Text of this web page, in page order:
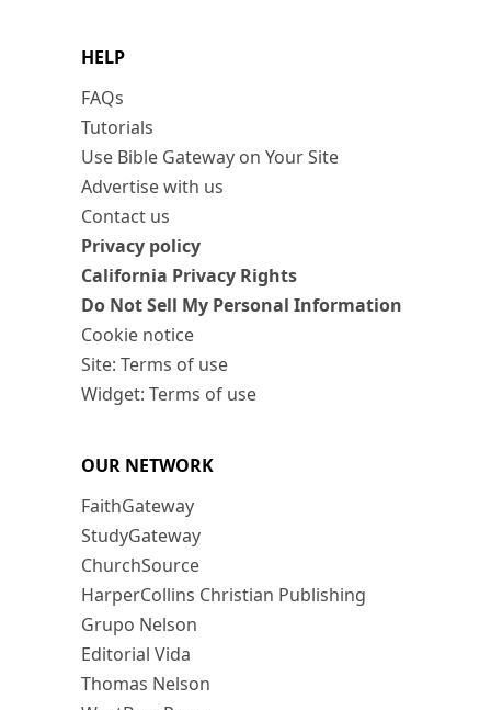
HELP
FAQs
Tutorials
Use Bible Gateway on Your Site
Advertise with us
Contact us
Privacy policy
California Privacy Rights
Do Not Sell My Personal Information
Cookie notice
Site: Terms of use
Widget: Terms of use
OUR NETWORK
FaithGateway
StudyGateway
ChurchSource
HarperCollins Christian Publishing
Grupo Nelson
Editorial Vida
Thomas Nelson